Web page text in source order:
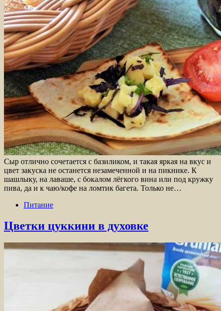
Сыр отлично сочетается с базиликом, и такая яркая на вкус и
цвет закуска не останется незамеченной и на пикнике. К
шашлыку, на лаваше, с бокалом лёгкого вина или под кружку
пива, да и к чаю/кофе на ломтик багета. Только не…
Питание
Цветки цуккини в духовке